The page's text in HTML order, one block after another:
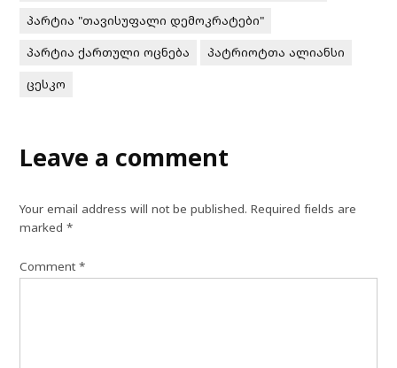
პარტია "თავისუფალი დემოკრატები"
პარტია ქართული ოცნება
პატრიოტთა ალიანსი
ცესკო
Leave a comment
Your email address will not be published. Required fields are
marked*
Comment*